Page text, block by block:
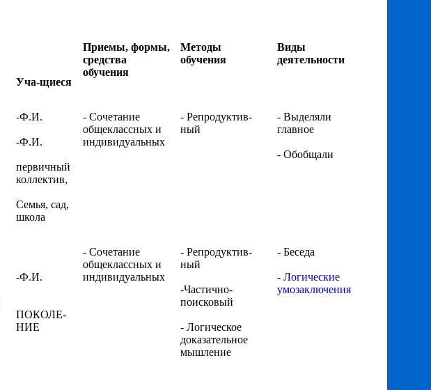
Приемы, формы,
средства
обучения
Методы
обучения
Виды
деятельности
Уча-щиеся
-Ф.И.
-Ф.И.
первичный
коллектив,
Семья, сад,
школа
- Сочетание
общеклассных и
индивидуальных
- Репродуктив-
ный
- Выделяли
главное
- Обобщали
-Ф.И.
ПОКОЛЕ-
НИЕ
- Сочетание
общеклассных и
индивидуальных
- Репродуктив-
ный
-Частично-
поисковый
- Логическое
доказательное
мышление
- Беседа
- Логические
умозаключения